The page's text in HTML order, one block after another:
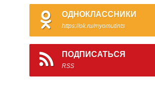
ОДНОКЛАССНИКИ
https://ok.ru/myomutints
ПОДПИСАТЬСЯ
RSS